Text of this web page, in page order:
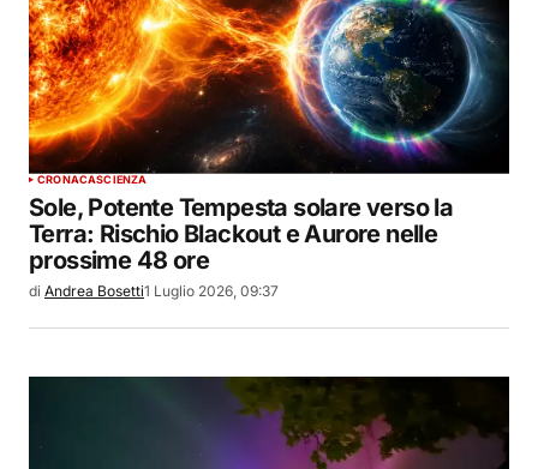
CRONACASCIENZA
Sole, Potente Tempesta solare verso la
Terra: Rischio Blackout e Aurore nelle
prossime 48 ore
di Andrea Bosetti1 Luglio 2026, 09:37